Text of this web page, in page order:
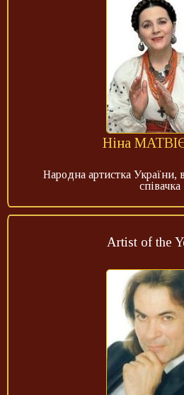
Ніна
Народна артистка України,
співачка
Artist of the